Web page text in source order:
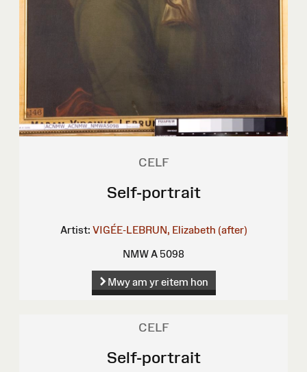
CELF
Self-portrait
Artist: VIGÉE-LEBRUN, Elizabeth (after)
NMW A 5098
Mwy am yr eitem hon
CELF
Self-portrait